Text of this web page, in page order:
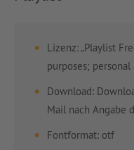
Lizenz: „Playlist
purposes; personal
Download:
Mail nach Angabe
Fontformat: otf